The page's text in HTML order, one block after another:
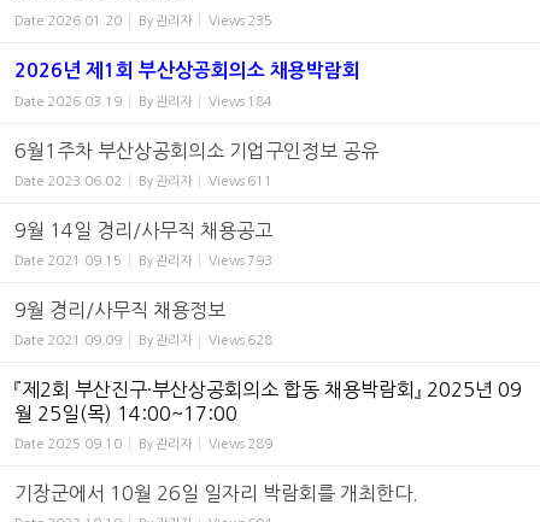
Date 2026.01.20 By 관리자 Views 235
2026년 제1회 부산상공회의소 채용박람회
Date 2026.03.19 By 관리자 Views 184
6월1주차 부산상공회의소 기업구인정보 공유
Date 2023.06.02 By 관리자 Views 611
9월 14일 경리/사무직 채용공고
Date 2021.09.15 By 관리자 Views 793
9월 경리/사무직 채용정보
Date 2021.09.09 By 관리자 Views 628
『제2회 부산진구·부산상공회의소 합동 채용박람회』 2025년 09
월 25일(목) 14:00~17:00
Date 2025.09.10 By 관리자 Views 289
기장군에서 10월 26일 일자리 박람회를 개최한다.